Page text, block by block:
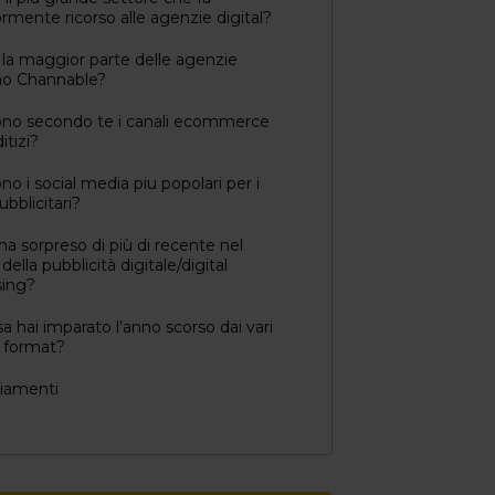
ricorso alle agenzie digital?
maggior parte delle agenzie
Channable?
secondo te i canali ecommerce
i social media piu popolari per i
sorpreso di più di recente nel
pubblicità digitale/digital
hai imparato l’anno scorso dai vari
format?